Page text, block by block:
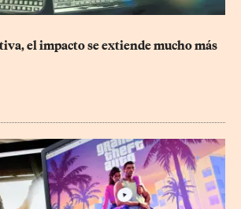
el impacto se extiende mucho más